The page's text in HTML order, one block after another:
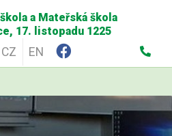
a Mateřská škola
17. listopadu 1225
CZ EN